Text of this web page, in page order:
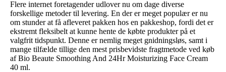
Flere internet foretagender udlover nu om dage diverse
forskellige metoder til levering. En der er meget populær er nu
om stunder at få afleveret pakken hos en pakkeshop, fordi det er
ekstremt fleksibelt at kunne hente de købte produkter på et
valgfrit tidspunkt. Denne er nemlig meget gnidningsløs, samt i
mange tilfælde tillige den mest prisbevidste fragtmetode ved køb
af Bio Beaute Smoothing And 24Hr Moisturizing Face Cream
40 ml.